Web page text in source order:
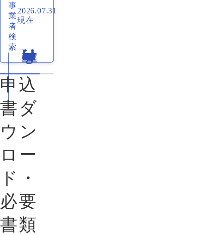
事
業
者
検
索
2026.07.31
現在
申込
書ダ
ウン
ロー
ド・
必要
書類